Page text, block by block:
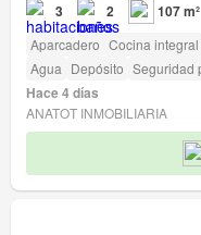
3 2 107 m²
Aparcadero Cocina integral
Agua Depósito Seguridad
Hace 4 días
ANATOT INMOBILIARIA